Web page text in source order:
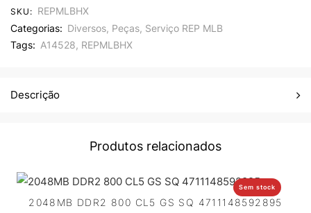
SKU: REPMLBHX
Categorias: Diversos, Peças, Serviço REP MLB
Tags: A14528, REPMLBHX
Descrição
Produtos relacionados
Sem stock
2048MB DDR2 800 CL5 GS SQ 4711148592895